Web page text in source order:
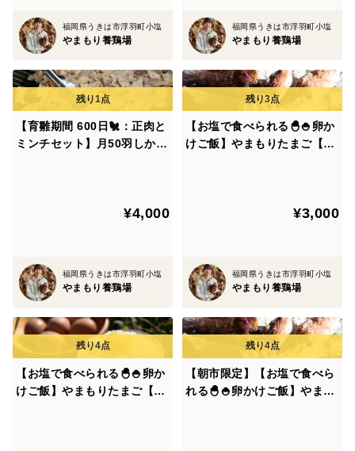
飼料はメーカーに生産方法を全て確認して納得したもの
を使用しています。
遺伝子組え飼料は一切使用しておりません。
魚粉の中には保存料が含まれておりますが、
私たちの地域は海がなく安定してお魚が手に入りませ
◆こだわりポイント③：脱・薬剤 ◆
成長剤・ホルモン剤・抗生物質・添加物は使用しており
ません。
保健所により必ず投与するように定められたワクチン
【ニューカッスル病(ND)予防】 の1種類のみです。
福岡県うきは市浮羽町小塩
やまもり養鶏場
福岡県うきは市浮羽町小塩
やまもり養鶏場
【育雛期間 600日🐔：正肉と
ミンチセット】月50羽しか出
¥4,000
福岡県うきは市浮羽町小塩
やまもり養鶏場
【お塩で食べられる🐣🍚卵か
けご飯】やまもりたまご【30
¥3,000
福岡県うきは市浮羽町小塩
やまもり養鶏場
【お塩で食べられる🐣🍚卵か
けご飯】やまもりたまご【40
【朝市限定】【お塩で食べら
れる🐣🍚卵かけご飯】やまも